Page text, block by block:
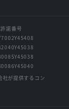
諾番号
社が提供するコン